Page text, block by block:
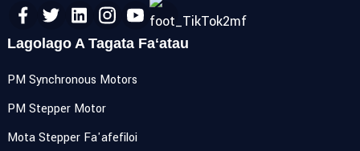
Lagolago A Tagata Faʻatau
PM Synchronous Motors
PM Stepper Motor
Mota Stepper Fa'afefiloi